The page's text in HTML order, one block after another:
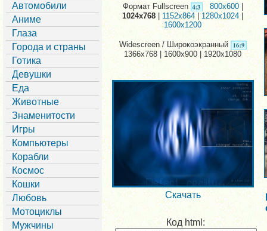
Автомобили
Аниме
Глаза
Города и страны
Готика
Девушки
Еда
Животные
Знаменитости
Игры
Компьютеры
Корабли
Космос
Кошки
Любовь
Мотоциклы
Мужчины
Формат Fullscreen 800x600
1024x768
1152x864| 1280x1024
1600x1200
Widescreen / Широкоэкранный
1366x768 | 1600x900 | 1920x1080
Скачать
Код html: